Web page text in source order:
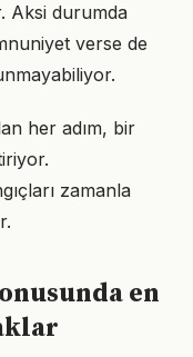
Aksi durumda
verse de
her adım, bir
zamanla
en